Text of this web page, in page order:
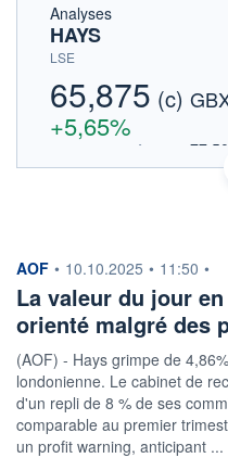
Analyses
HAYS
LSE
65,875 (c)
+5,65%
VALEUR INDICATIVE0,769 EUR
Cotation sur les autres
11h51
information fournie par
AOF • 10.10.2025 • 11:50 •
La valeur du jour
orienté malgré des
(AOF) - Hays grimpe de
londonienne. Le cabinet de
d'un repli de 8 % de ses
comparable au premier
un profit warning, anticipant ...